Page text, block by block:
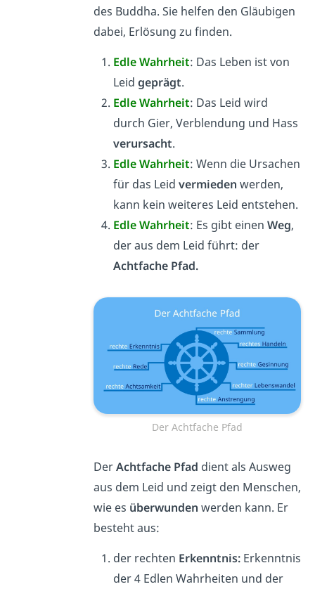
des Buddha. Sie helfen den Gläubigen
dabei, Erlösung zu finden.
Edle Wahrheit: Das Leben ist von
Leid geprägt.
Edle Wahrheit: Das Leid wird
durch Gier, Verblendung und Hass
verursacht.
Edle Wahrheit: Wenn die Ursachen
für das Leid vermieden werden,
kann kein weiteres Leid entstehen.
Edle Wahrheit: Es gibt einen Weg,
der aus dem Leid führt: der
Achtfache Pfad.
Der Achtfache Pfad
DerAchtfache Pfad dient als Ausweg
aus dem Leid und zeigt den Menschen,
wie es überwunden werden kann. Er
besteht aus:
der rechten Erkenntnis: Erkenntnis
der 4 Edlen Wahrheiten und der